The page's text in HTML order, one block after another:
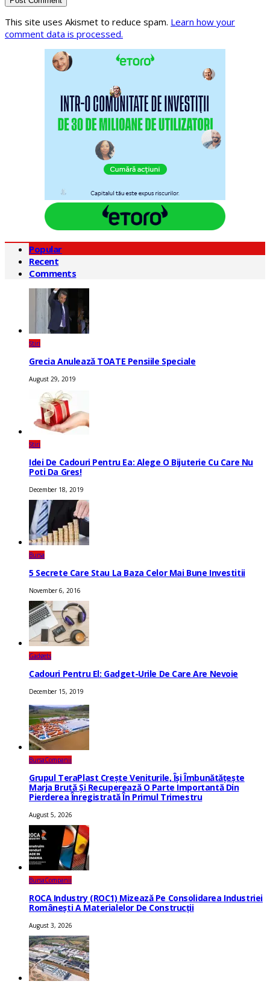
This site uses Akismet to reduce spam. Learn how your
comment data is processed.
Popular
Recent
Comments
Știri
Grecia Anulează TOATE Pensiile Speciale
August 29, 2019
Știri
Idei De Cadouri Pentru Ea: Alege O Bijuterie Cu Care Nu
Poti Da Gres!
December 18, 2019
Bursa
5 Secrete Care Stau La Baza Celor Mai Bune Investitii
November 6, 2016
Gadgets
Cadouri Pentru El: Gadget-Urile De Care Are Nevoie
December 15, 2019
BursaCompanii
Grupul TeraPlast Crește Veniturile, Își Îmbunătățește
Marja Brută Și Recuperează O Parte Importantă Din
Pierderea Înregistrată În Primul Trimestru
August 5, 2026
BursaCompanii
ROCA Industry (ROC1) Mizează Pe Consolidarea Industriei
Românești A Materialelor De Construcții
August 3, 2026